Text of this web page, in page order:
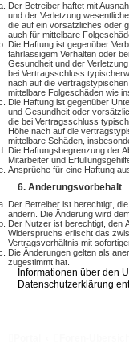
Der Betreiber haftet mit
und der Verletzung
die auf ein vorsätzliches oder
auch für mittelbare
Die Haftung ist gegenüber
fahrlässigem Verhalten oder
Gesundheit und der
bei Vertragsschluss
nach auf die
mittelbare Folgeschäden wie
Die Haftung ist gegenüber
und Gesundheit oder
die bei Vertragsschluss
Höhe nach auf die
mittelbare Schäden,
Die Haftungsbegrenzung der
Mitarbeiter und
Ansprüche für eine Haftung
6. Änderungsvorbehalt
Der Betreiber ist berechtigt,
ändern. Die Änderung wird
Der Nutzer ist berechtigt, den
Widerspruchs erlischt das
Vertragsverhältnis mit
Die Änderungen gelten als
zugestimmt hat.
Informationen über den
Datenschutzerklärung